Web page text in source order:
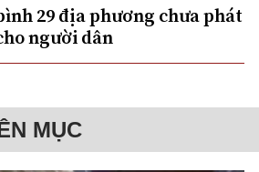
29 địa phương chưa phát
người dân
MỤC